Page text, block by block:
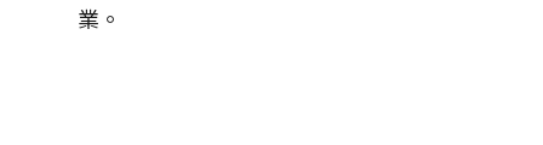
業。